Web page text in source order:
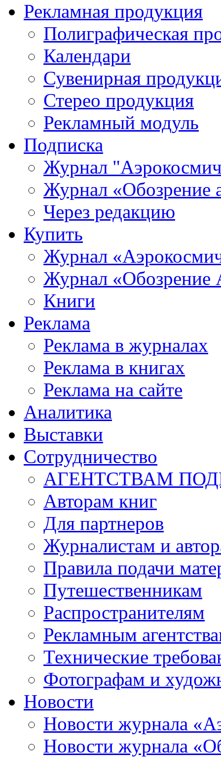
Рекламная продукция
Полиграфическая
Календари
Сувенирная
Стерео продукция
Рекламный модуль
Подписка
Журнал
Журнал «Обозрение
Через редакцию
Купить
Журнал
Журнал «Обозрение
Книги
Реклама
Реклама в журналах
Реклама в книгах
Реклама на сайте
Аналитика
Выставки
Сотрудничество
АГЕНТСТВАМ
Авторам книг
Для партнеров
Журналистам и
Правила подачи
Путешественникам
Распространителям
Рекламным
Технические
Фотографам и
Новости
Новости журнала
Новости журнала